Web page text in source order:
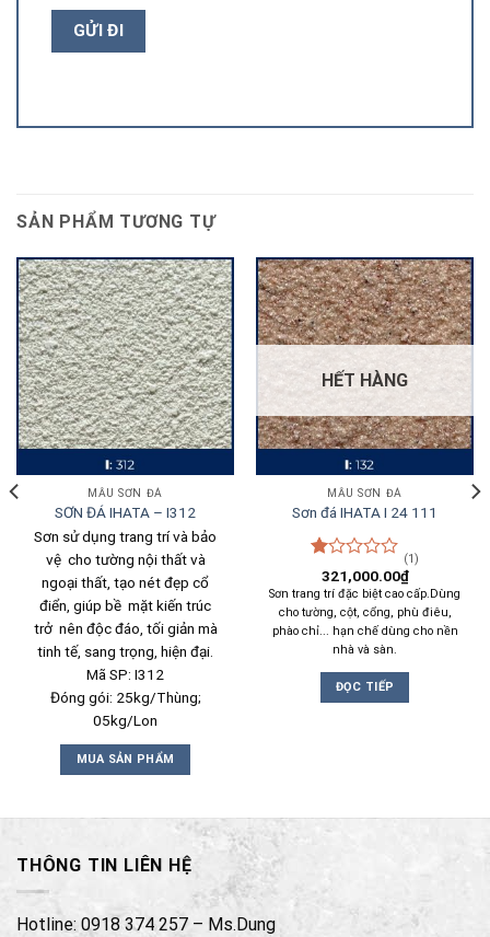
SẢN PHẨM TƯƠNG TỰ
MẪU SƠN ĐÁ
SƠN ĐÁ IHATA – I312
Sơn sử dụng trang trí và bảo
vệ cho tường nội thất và
ngoại thất, tạo nét đẹp cổ
điển, giúp bề mặt kiến trúc
trở nên độc đáo, tối giản mà
tinh tế, sang trọng, hiện đại.
Mã SP: I312
Đóng gói: 25kg/Thùng;
05kg/Lon
MUA SẢN PHẨM
HẾT HÀNG
MẪU SƠN ĐÁ
Sơn đá IHATA I 24 111
Được
xếp
hạng
1.00
sao
(1)
321,000.00₫
Sơn trang trí đặc biệt cao cấp.Dùng
cho tường, cột, cổng, phù điêu,
phào chỉ... hạn chế dùng cho nền
nhà và sàn.
ĐỌC TIẾP
THÔNG TIN LIÊN HỆ
Hotline: 0918 374 257 – Ms.Dung